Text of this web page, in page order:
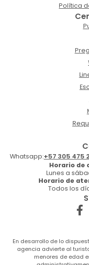
Política
Whatsapp:+57 305 475
Horario de
Lunes a
Horario de
Todos los
En desarrollo de lo
agencia advierte al
menores de edad